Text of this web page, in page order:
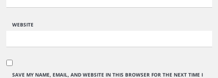
WEBSITE
SAVE MY NAME, EMAIL, AND WEBSITE IN THIS BROWSER FOR THE NEXT TIME I